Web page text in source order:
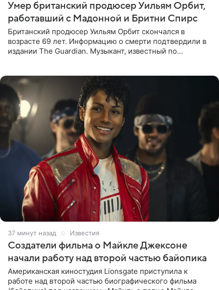
Умер британский продюсер Уильям Орбит,
работавший с Мадонной и Бритни Спирс
Британский продюсер Уильям Орбит скончался в
возрасте 69 лет. Информацию о смерти подтвердили в
издании The Guardian. Музыкант, известный по
37 минут назад Известия
Создатели фильма о Майкле Джексоне
начали работу над второй частью байопика
Американская киностудия Lionsgate приступила к
работе над второй частью биографического фильма